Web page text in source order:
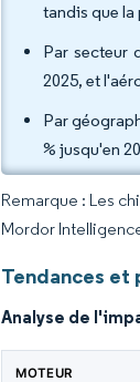
tandis que la
Par secteur
2025, et
Par
% jusqu'en
Remarque : Les
Mordor
Tendances et
Analyse de
MOTEUR